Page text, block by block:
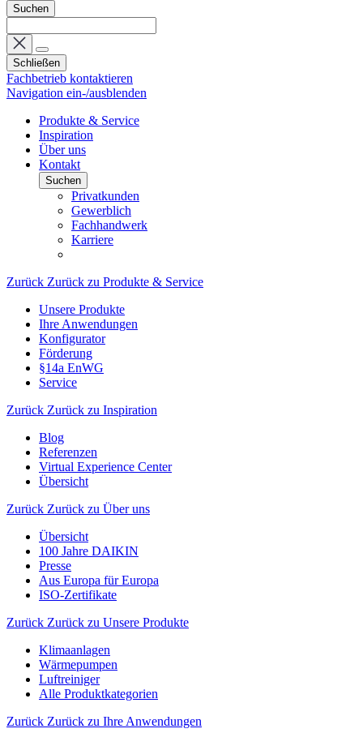
Suchen
Schließen
Fachbetrieb kontaktieren
Navigation ein-/ausblenden
Produkte & Service
Inspiration
Über uns
Kontakt
Suchen
Privatkunden
Gewerblich
Fachhandwerk
Karriere
Zurück Zurück zu Produkte & Service
Unsere Produkte
Ihre Anwendungen
Konfigurator
Förderung
§14a EnWG
Service
Zurück Zurück zu Inspiration
Blog
Referenzen
Virtual Experience Center
Übersicht
Zurück Zurück zu Über uns
Übersicht
100 Jahre DAIKIN
Presse
Aus Europa für Europa
ISO-Zertifikate
Zurück Zurück zu Unsere Produkte
Klimaanlagen
Wärmepumpen
Luftreiniger
Alle Produktkategorien
Zurück Zurück zu Ihre Anwendungen